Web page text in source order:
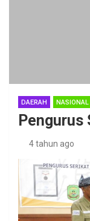
DAERAH NASIONAL
4 tahun ago